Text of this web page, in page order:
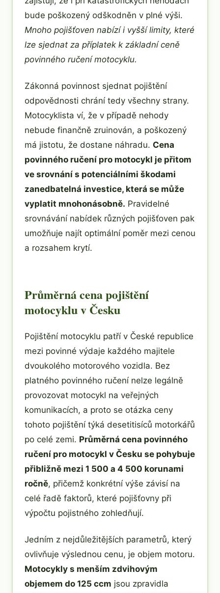
bude poškozený odškodněn v plné výši.
Mnoho pojišťoven nabízí i vyšší limity, které
lze sjednat za příplatek k základní ceně
povinného ručení motocyklu.
Zákonná povinnost sjednat pojištění
odpovědnosti chrání tedy všechny strany.
Motocyklista ví, že v případě nehody
nebude finančně zruinován, a poškozený
má jistotu, že dostane náhradu. Cena
povinného ručení pro motocykl je přitom
ve srovnání s potenciálními škodami
zanedbatelná investice, která se může
vyplatit mnohonásobně. Pravidelné
srovnávání nabídek různých pojišťoven pak
umožňuje najít optimální poměr mezi cenou
a rozsahem krytí.
Průměrná cena pojištění
motocyklu v Česku
Pojištění motocyklu patří v České republice
mezi povinné výdaje každého majitele
dvoukolého motorového vozidla. Bez
platného povinného ručení nelze legálně
provozovat motocykl na veřejných
komunikacích, a proto se otázka ceny
tohoto pojištění týká desetitisíců motorkářů
po celé zemi. Průměrná cena povinného
ručení pro motocykl v Česku se pohybuje
přibližně mezi 1 500 a 4 500 korunami
ročně, přičemž konkrétní výše závisí na
celé řadě faktorů, které pojišťovny při
výpočtu pojistného zohledňují.
Jedním z nejdůležitějších parametrů, který
ovlivňuje výslednou cenu, je objem motoru.
Motocykly s menším zdvihovým
objemem do 125 ccm jsou zpravidla